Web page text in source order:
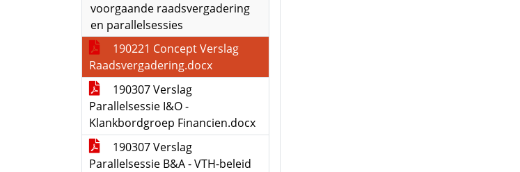
voorgaande raadsvergadering
en parallelsessies
190221 Concept Verslag
Raadsvergadering.docx
190307 Verslag
Parallelsessie I&O -
Klankbordgroep Financien.docx
190307 Verslag
Parallelsessie B&A - VTH-beleid